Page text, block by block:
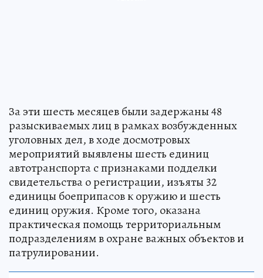
За эти шесть месяцев были задержаны 48
разыскиваемых лиц в рамках возбужденных
уголовных дел, в ходе досмотровых
мероприятий выявлены шесть единиц
автотранспорта с признаками подделки
свидетельства о регистрации, изъяты 32
единицы боеприпасов к оружию и шесть
единиц оружия. Кроме того, оказана
практическая помощь территориальным
подразделениям в охране важных объектов и
патрулировании.